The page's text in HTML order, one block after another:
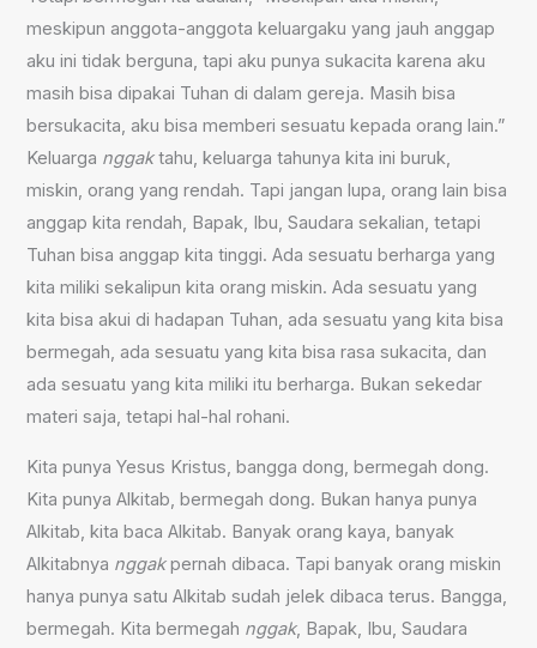
meskipun anggota-anggota keluargaku yang jauh anggap
aku ini tidak berguna, tapi aku punya sukacita karena aku
masih bisa dipakai Tuhan di dalam gereja. Masih bisa
bersukacita, aku bisa memberi sesuatu kepada orang lain.”
Keluarga nggaktahu, keluarga tahunya kita ini buruk,
miskin, orang yang rendah. Tapi jangan lupa, orang lain bisa
anggap kita rendah, Bapak, Ibu, Saudara sekalian, tetapi
Tuhan bisa anggap kita tinggi. Ada sesuatu berharga yang
kita miliki sekalipun kita orang miskin. Ada sesuatu yang
kita bisa akui di hadapan Tuhan, ada sesuatu yang kita bisa
bermegah, ada sesuatu yang kita bisa rasa sukacita, dan
ada sesuatu yang kita miliki itu berharga. Bukan sekedar
materi saja, tetapi hal-hal rohani.
Kita punya Yesus Kristus, bangga dong, bermegah dong.
Kita punya Alkitab, bermegah dong. Bukan hanya punya
Alkitab, kita baca Alkitab. Banyak orang kaya, banyak
Alkitabnya nggakpernah dibaca. Tapi banyak orang miskin
hanya punya satu Alkitab sudah jelek dibaca terus. Bangga,
bermegah. Kita bermegah nggak, Bapak, Ibu, Saudara